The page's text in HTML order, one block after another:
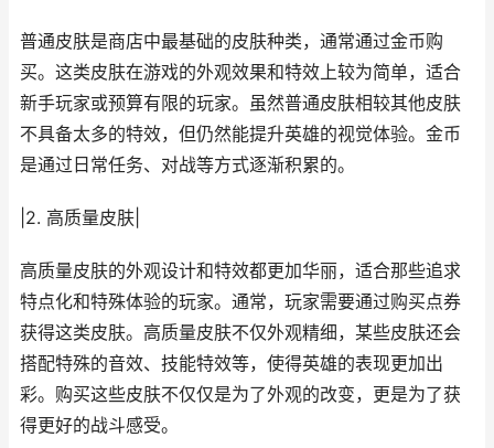
普通皮肤是商店中最基础的皮肤种类，通常通过金币购
买。这类皮肤在游戏的外观效果和特效上较为简单，适合
新手玩家或预算有限的玩家。虽然普通皮肤相较其他皮肤
不具备太多的特效，但仍然能提升英雄的视觉体验。金币
是通过日常任务、对战等方式逐渐积累的。
|2. 高质量皮肤|
高质量皮肤的外观设计和特效都更加华丽，适合那些追求
特点化和特殊体验的玩家。通常，玩家需要通过购买点券
获得这类皮肤。高质量皮肤不仅外观精细，某些皮肤还会
搭配特殊的音效、技能特效等，使得英雄的表现更加出
彩。购买这些皮肤不仅仅是为了外观的改变，更是为了获
得更好的战斗感受。